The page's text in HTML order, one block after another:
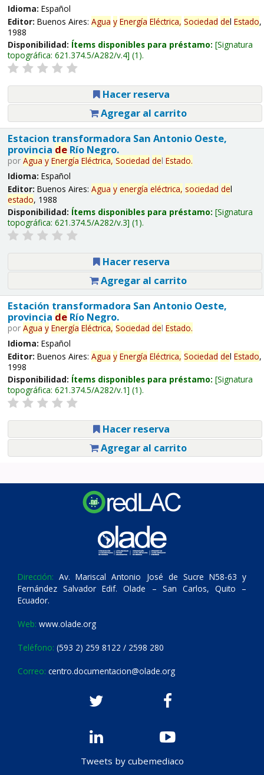
Idioma: Español
Editor: Buenos Aires: Agua y Energía Eléctrica, Sociedad del Estado,
1988
Disponibilidad: Ítems disponibles para préstamo: Signatura
topográfica: 621.374.5/A282/v.4 (1).
Hacer reserva
Agregar al carrito
Estacion transformadora San Antonio Oeste,
provincia deRío Negro.
por Agua y Energía Eléctrica, Sociedad del Estado.
Idioma: Español
Editor: Buenos Aires: Agua y energía eléctrica, sociedad del
estado, 1988
Disponibilidad: Ítems disponibles para préstamo: Signatura
topográfica: 621.374.5/A282/v.3 (1).
Hacer reserva
Agregar al carrito
Estación transformadora San Antonio Oeste,
provincia deRío Negro.
por Agua y Energía Eléctrica, Sociedad del Estado.
Idioma: Español
Editor: Buenos Aires: Agua y Energía Eléctrica, Sociedad del Estado,
1998
Disponibilidad: Ítems disponibles para préstamo: Signatura
topográfica: 621.374.5/A282/v.1 (1).
Hacer reserva
Agregar al carrito
Dirección: Av. Mariscal Antonio José de Sucre N58-63 y
Fernández Salvador Edif. Olade – San Carlos, Quito –
Ecuador.
Web: www.olade.org
Teléfono: (593 2) 259 8122 / 2598 280
Correo: centro.documentacion@olade.org
Tweets by cubemediaco